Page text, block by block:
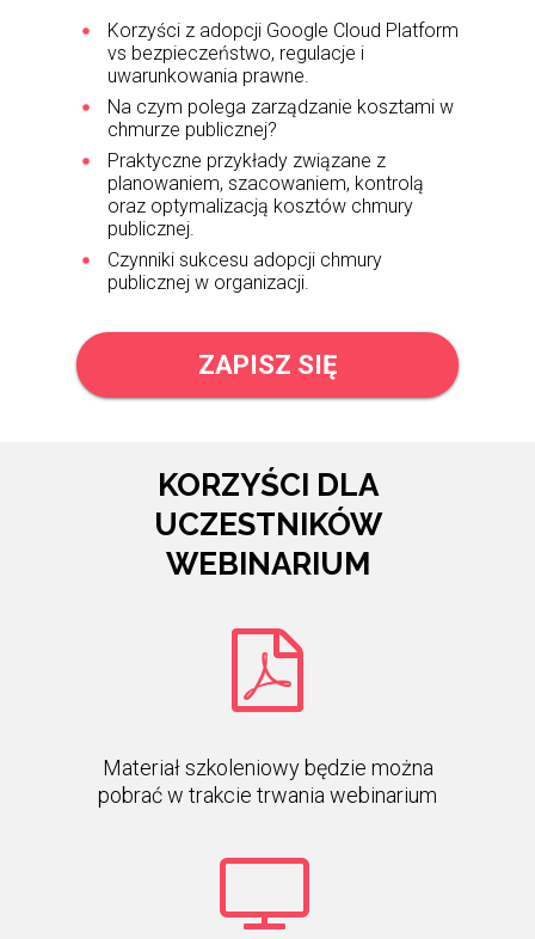
Korzyści z adopcji Google Cloud Platform
vs bezpieczeństwo, regulacje i
uwarunkowania prawne.
Na czym polega zarządzanie kosztami w
chmurze publicznej?
Praktyczne przykłady związane z
planowaniem, szacowaniem, kontrolą
oraz optymalizacją kosztów chmury
publicznej.
Czynniki sukcesu adopcji chmury
publicznej w organizacji.
ZAPISZ SIĘ
KORZYŚCI DLA
UCZESTNIKÓW
WEBINARIUM
Materiał szkoleniowy będzie można
pobrać w trakcie trwania webinarium